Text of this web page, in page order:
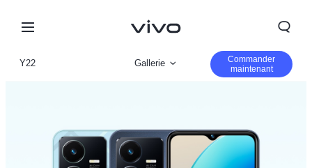
Y22 Gallerie
Paramètre
Commander
maintenant